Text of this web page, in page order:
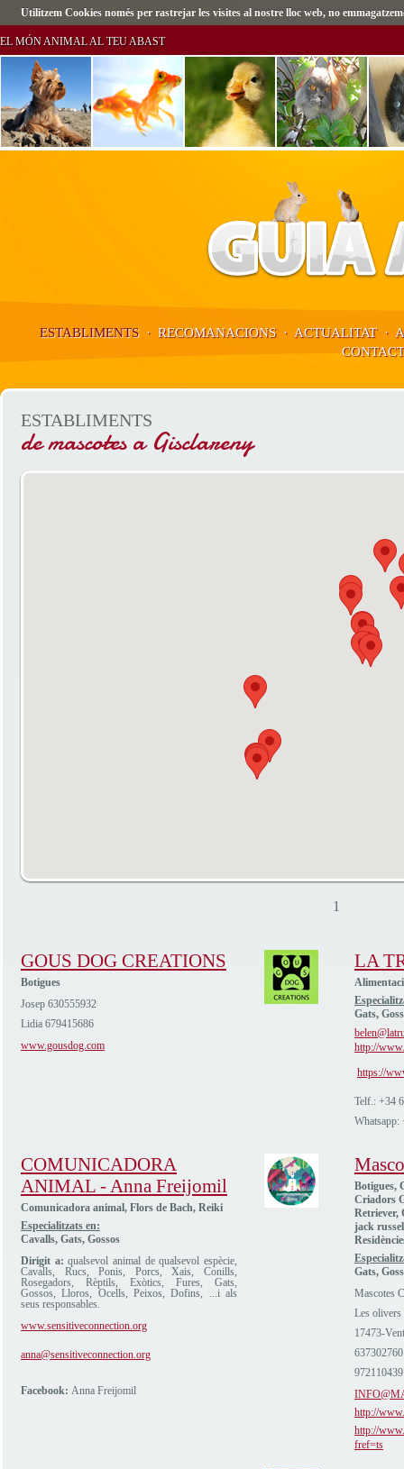
Utilitzem Cookies només per rastrejar les visites al nostre lloc web, no
EL MÓN ANIMAL AL TEU ABAST
ESTABLIMENTS· RECOMANACIONS· ACTUALITAT·
ESTABLIMENTS
de mascotes a Gisclareny
1
GOUS DOG CREATIONS
Botigues
Josep 630555932
Lidia 679415686
www.gousdog.com
LA
Gats,
http://
https://
Telf.: +34
Whatsapp:
COMUNICADORA
ANIMAL - Anna Freijomil
Comunicadora animal, Flors de Bach, Reiki
Especialitzats en:
Cavalls, Gats, Gossos
Dirigit a: qualsevol animal de qualsevol espècie,
Cavalls, Rucs, Ponis, Porcs, Xais, Conills,
Rosegadors, Rèptils, Exòtics, Fures, Gats,
Gossos, Lloros, Ocells, Peixos, Dofins, ...i als
seus responsables.
www.sensitiveconnection.org
anna@sensitiveconnection.org
Facebook: Anna Freijomil
Botigues,
Criadors
Retriever,
jack
Gats,
Mascotes
Les
17473-
637302760
972110439
http://
http://
fref=ts